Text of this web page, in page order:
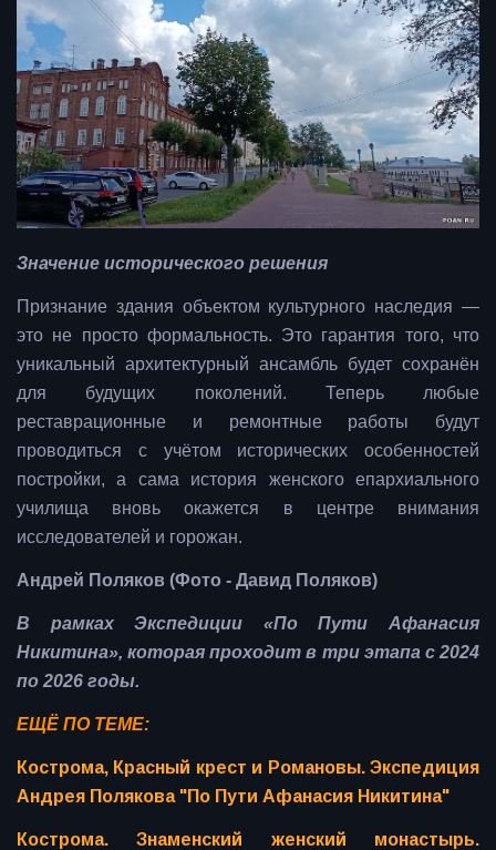
Значение исторического решения
Признание здания объектом культурного наследия —
это не просто формальность. Это гарантия того, что
уникальный архитектурный ансамбль будет сохранён
для будущих поколений. Теперь любые
реставрационные и ремонтные работы будут
проводиться с учётом исторических особенностей
постройки, а сама история женского епархиального
училища вновь окажется в центре внимания
исследователей и горожан.
Андрей Поляков (Фото - Давид Поляков)
В рамках Экспедиции «По Пути Афанасия
Никитина», которая проходит в три этапа с 2024
по 2026 годы.
ЕЩЁ ПО ТЕМЕ:
Кострома, Красный крест и Романовы. Экспедиция
Андрея Полякова "По Пути Афанасия Никитина"
Кострома. Знаменский женский монастырь.